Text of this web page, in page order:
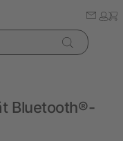
Bluetooth®-